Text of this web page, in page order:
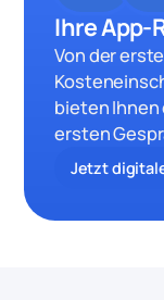
Ihre App-
Von der
bieten Ihnen
ersten
Jetzt